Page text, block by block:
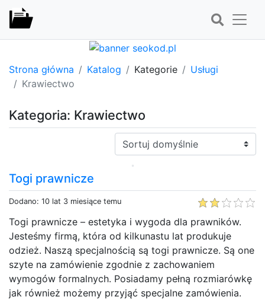
Strona główna Katalog Kategorie
Usługi
Krawiectwo
Kategoria: Krawiectwo
Sortuj:
Togi prawnicze
Dodano: 10 lat 3 miesiące temu
Togi prawnicze – estetyka i wygoda dla prawników.
Jesteśmy firmą, która od kilkunastu lat produkuje
odzież. Naszą specjalnością są togi prawnicze. Są one
szyte na zamówienie zgodnie z zachowaniem
wymogów formalnych. Posiadamy pełną rozmiarówkę
jak również możemy przyjąć specjalne zamówienia.